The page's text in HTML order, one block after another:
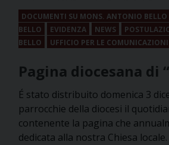
DOCUMENTI SU MONS. ANTONIO BELLO
BELLO
EVIDENZA NEWS
BELLO
UFFICIO PER LE
Pagina diocesana di
É stato distribuito domenica 3
parrocchie della diocesi il
contenente la pagina che
dedicata alla nostra Chiesa locale.